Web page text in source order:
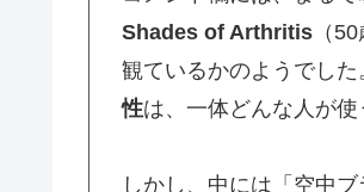
Shades of Arthritis （
観ているかのようでし
性は、一体どんな人が
しかし、中には「空中